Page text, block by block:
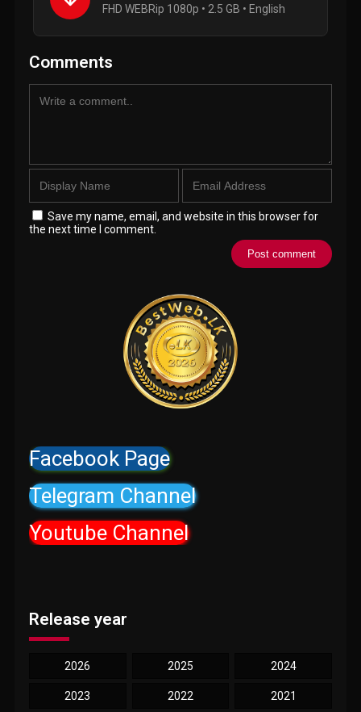
FHD WEBRip 1080p • 2.5 GB • English
Comments
Save my name, email, and website in this browser for
the next time I comment.
Facebook Page
Telegram Channel
Youtube Channel
Release year
2026 2025 2024
2023 2022 2021